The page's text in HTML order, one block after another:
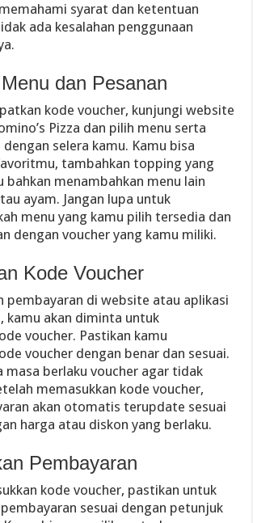
syarat dan ketentuan
ada kesalahan penggunaan
dan Pesanan
kode voucher, kunjungi website
Pizza dan pilih menu serta
dengan selera kamu. Kamu bisa
tambahkan topping yang
bahkan menambahkan menu lain
ayam. Jangan lupa untuk
menu yang kamu pilih tersedia dan
dengan voucher yang kamu miliki.
Kode Voucher
pembayaran di website atau aplikasi
kamu akan diminta untuk
voucher. Pastikan kamu
voucher dengan benar dan sesuai.
masa berlaku voucher agar tidak
memasukkan kode voucher,
akan otomatis terupdate sesuai
harga atau diskon yang berlaku.
Pembayaran
kode voucher, pastikan untuk
sesuai dengan petunjuk